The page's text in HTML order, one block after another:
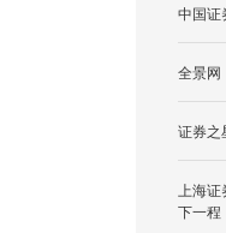
中国证
全景网
证券之
上海
下一程